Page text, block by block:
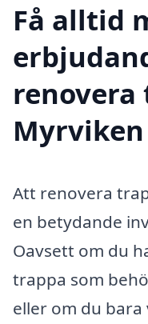
Få alltid
renovera
Myrviken
Att renovera
en betydande
Oavsett om du
trappa som
eller om du